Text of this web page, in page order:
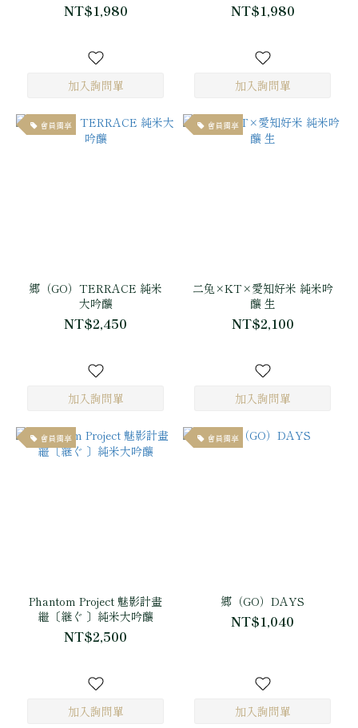
NT$1,980 NT$1,980
會員獨享
郷（GO）TERRACE 純米
大吟釀
NT$2,450
會員獨享
二兔×KT×愛知好米 純米吟
釀 生
NT$2,100
會員獨享
Phantom Project 魅影計畫
繼〔継ぐ 〕純米大吟釀
NT$2,500
會員獨享
郷（GO）DAYS
NT$1,040